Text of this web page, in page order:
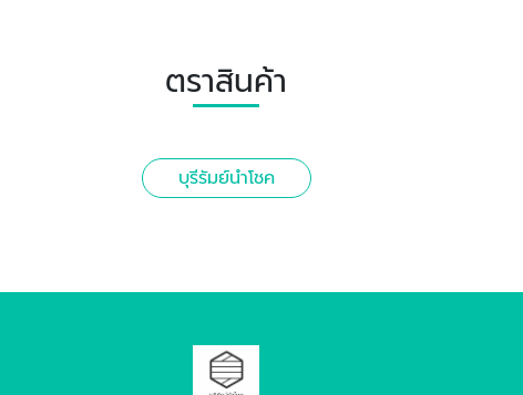
ตราสินค้า
บุรีรัมย์นำโชค